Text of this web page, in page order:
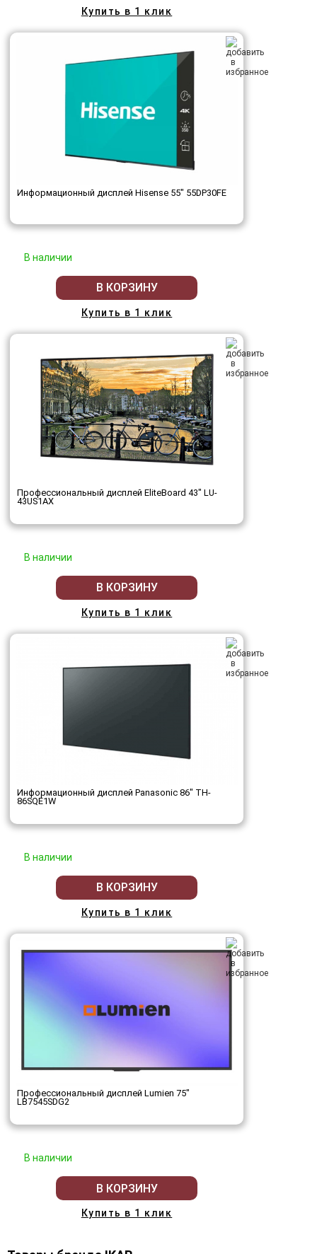
Купить в 1 клик
Информационный дисплей Hisense 55" 55DP30FE
В наличии
В КОРЗИНУ
Купить в 1 клик
Профессиональный дисплей EliteBoard 43" LU-
43US1AX
В наличии
В КОРЗИНУ
Купить в 1 клик
Информационный дисплей Panasonic 86" TH-
86SQE1W
В наличии
В КОРЗИНУ
Купить в 1 клик
Профессиональный дисплей Lumien 75"
LB7545SDG2
В наличии
В КОРЗИНУ
Купить в 1 клик